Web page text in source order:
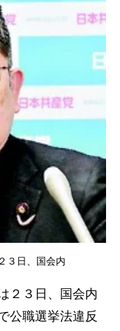
３日、国会内
２３日、国会内
公職選挙法違反